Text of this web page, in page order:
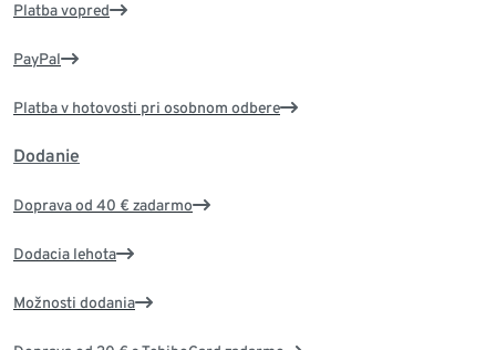
Platba vopred
PayPal
Platba v hotovosti pri osobnom odbere
Dodanie
Doprava od 40 € zadarmo
Dodacia lehota
Možnosti dodania